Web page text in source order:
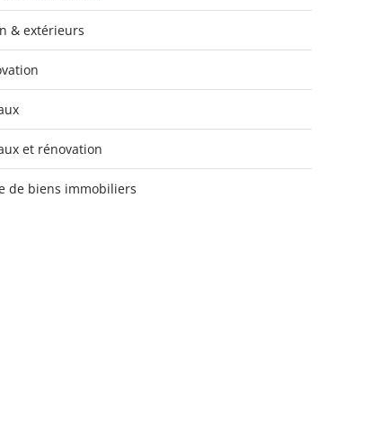
& extérieurs
et rénovation
de biens immobiliers